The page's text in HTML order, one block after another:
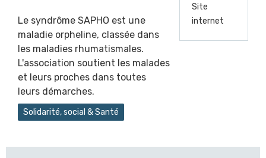
Le syndrôme SAPHO est une
maladie orpheline, classée dans
les maladies rhumatismales.
L'association soutient les malades
et leurs proches dans toutes
leurs démarches.
Solidarité, social & Santé
Site
internet